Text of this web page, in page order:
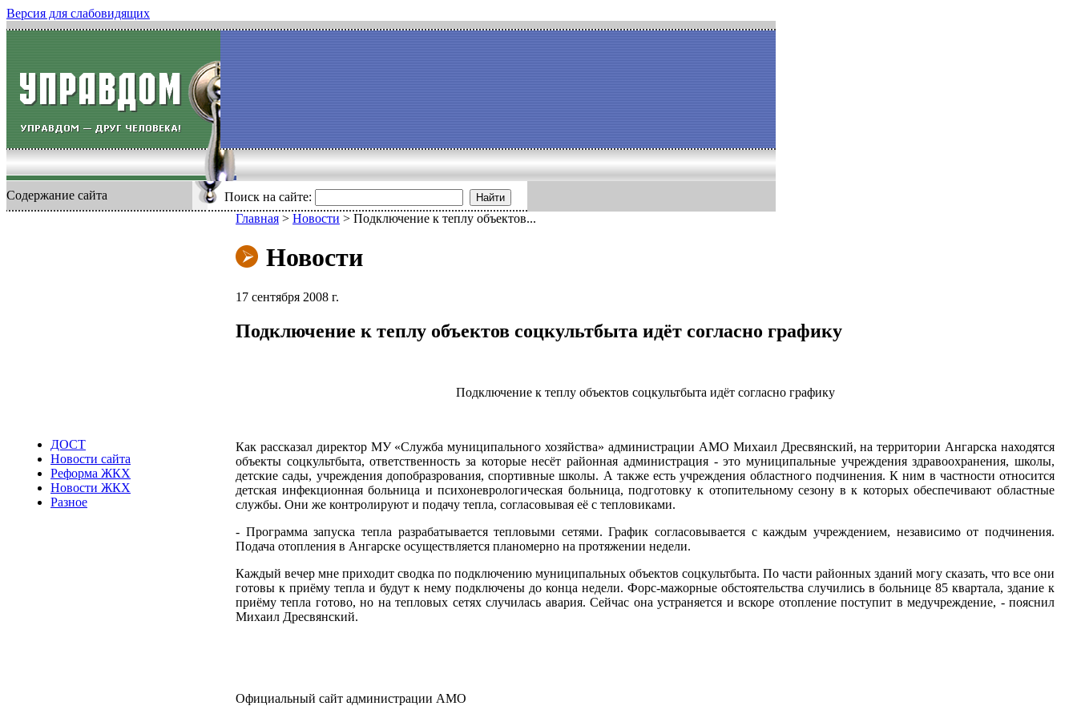
Версия для слабовидящих
Содержание сайта Поиск на сайте: Найти
ДОСТ
Новости сайта
Реформа ЖКХ
Новости ЖКХ
Разное
Главная > Новости > Подключение к теплу объектов...
Новости
17 сентября 2008 г.
Подключение к теплу объектов соцкультбыта идёт согласно графику
Подключение к теплу объектов соцкультбыта идёт согласно графику
Как рассказал директор МУ «Служба муниципального хозяйства» администрации АМО Михаил Дресвянский, на территории Ангарска находятся
объекты соцкультбыта, ответственность за которые несёт районная администрация - это муниципальные учреждения здравоохранения, школы,
детские сады, учреждения допобразрования, спортивные школы. А также есть учреждения областного подчинения. К ним в частности относится
детская инфекционная больница и психоневрологическая больница, подготовку к отопительному сезону в к которых обеспечивают областные
службы. Они же контролируют и подачу тепла, согласовывая её с тепловиками.
- Программа запуска тепла разрабатывается тепловыми сетями. График согласовывается с каждым учреждением, независимо от подчинения.
Подача отопления в Ангарске осуществляется планомерно на протяжении недели.
Каждый вечер мне приходит сводка по подключению муниципальных объектов соцкультбыта. По части районных зданий могу сказать, что все они
готовы к приёму тепла и будут к нему подключены до конца недели. Форс-мажорные обстоятельства случились в больнице 85 квартала, здание к
приёму тепла готово, но на тепловых сетях случилась авария. Сейчас она устраняется и вскоре отопление поступит в медучреждение, - пояснил
Михаил Дресвянский.
Официальный сайт администрации АМО